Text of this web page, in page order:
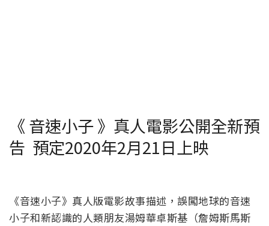
《 音速小子 》真人電影公開全新預
告 預定2020年2月21日上映
《音速小子》真人版電影故事描述，誤闖地球的音速
小子和新認識的人類朋友湯姆華卓斯基（詹姆斯馬斯